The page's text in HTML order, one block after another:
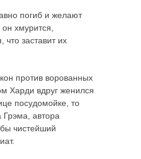
погиб и желают
хмурится,
что заставит их
против ворованных
Харди вдруг женился
посудомойке, то
Грэма, автора
чистейший